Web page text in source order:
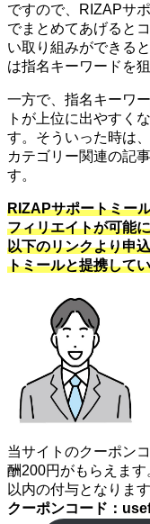
ですので、RIZAPサ
でまとめてあげると
い取り組みができる
は指名キーワードを
一方で、指名キーワ
トが上位に出やすく
す。そういった時は
カテゴリー関連の記
す。
RIZAPサポートミー
フィリエイトが可能
以下のリンクより申
トミールと提携して
当サイトのクーポン
酬200円がもらえま
以内の付与となります
クーポンコード：